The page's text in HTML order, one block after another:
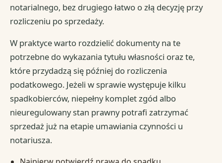
notarialnego, bez drugiego łatwo o złą decyzję przy
rozliczeniu po sprzedaży.
W praktyce warto rozdzielić dokumenty na te
potrzebne do wykazania tytułu własności oraz te,
które przydadzą się później do rozliczenia
podatkowego. Jeżeli w sprawie występuje kilku
spadkobierców, niepełny komplet zgód albo
nieuregulowany stan prawny potrafi zatrzymać
sprzedaż już na etapie umawiania czynności u
notariusza.